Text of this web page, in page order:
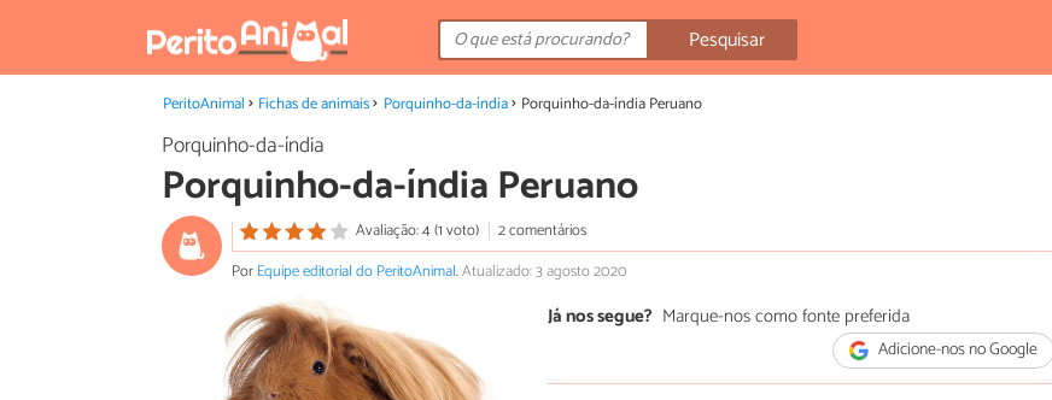
Pesquisar
PeritoAnimal Fichas de animais Porquinho-da-índia Porquinho-da-índia Peruano
Porquinho-da-índia
Porquinho-da-índia Peruano
Avaliação: 4 (1 voto)
2 comentários
PorEquipe editorial do PeritoAnimal.Atualizado: 3 agosto 2020
Já nos segue? Marque-nos como fonte preferida
Adicione-nos no Google